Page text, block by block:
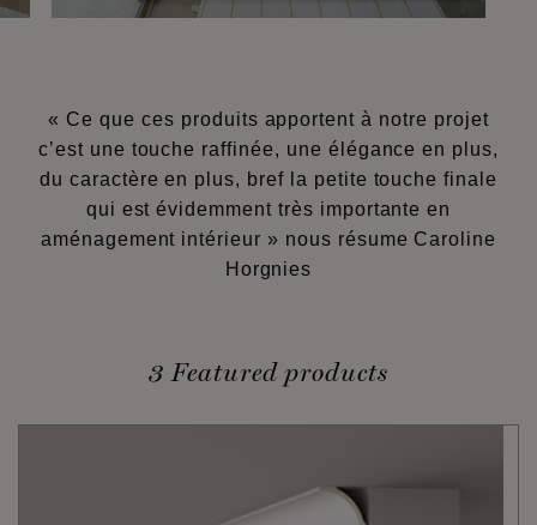
« Ce que ces produits apportent à notre projet
c’est une touche raffinée, une élégance en plus,
du caractère en plus, bref la petite touche finale
qui est évidemment très importante en
aménagement intérieur » nous résume Caroline
Horgnies
3 Featured products